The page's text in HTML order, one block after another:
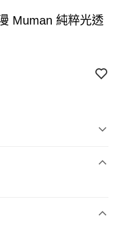
Muman 純粹光透